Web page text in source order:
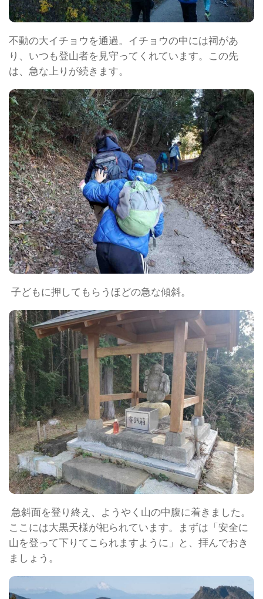
不動の大イチョウを通過。イチョウの中には祠があ
り、いつも登山者を見守ってくれています。この先
は、急な上りが続きます。
子どもに押してもらうほどの急な傾斜。
急斜面を登り終え、ようやく山の中腹に着きました。
ここには大黒天様が祀られています。まずは「安全に
山を登って下りてこられますように」と、拝んでおき
ましょう。